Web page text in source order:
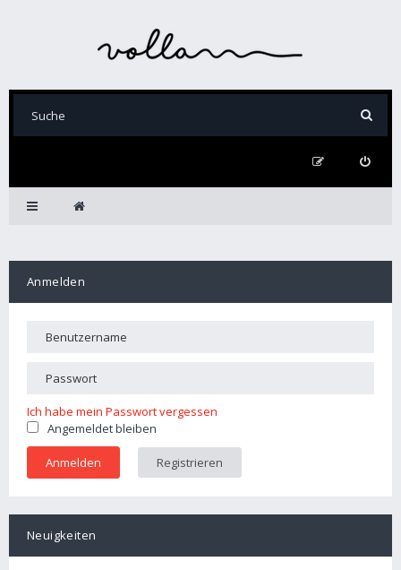
Anmelden
Ich habe mein Passwort vergessen
Angemeldet bleiben
Registrieren
Neuigkeiten